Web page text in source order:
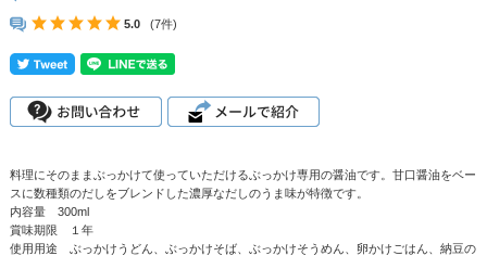
5.0 (7件)
料理にそのままぶっかけて使っていただけるぶっかけ専用の醤油です。甘口醤油をベー
スに数種類のだしをブレンドした濃厚なだしのうま味が特徴です。
内容量 300ml
賞味期限 １年
使用用途 ぶっかけうどん、ぶっかけそば、ぶっかけそうめん、卵かけごはん、納豆の